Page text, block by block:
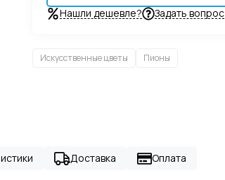
Нашли дешевле? Задать вопрос
Искусственные цветы Пионы
Доставка Оплата